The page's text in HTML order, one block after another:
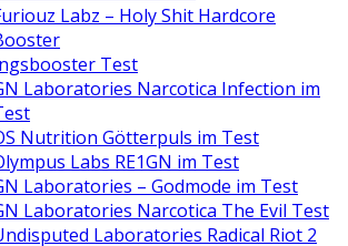
Labz – Holy Shit Hardcore
Test
Laboratories Narcotica Infection im
Nutrition Götterpuls im Test
Labs RE1GN im Test
Laboratories – Godmode im Test
Laboratories Narcotica The Evil Test
Laboratories Radical Riot 2